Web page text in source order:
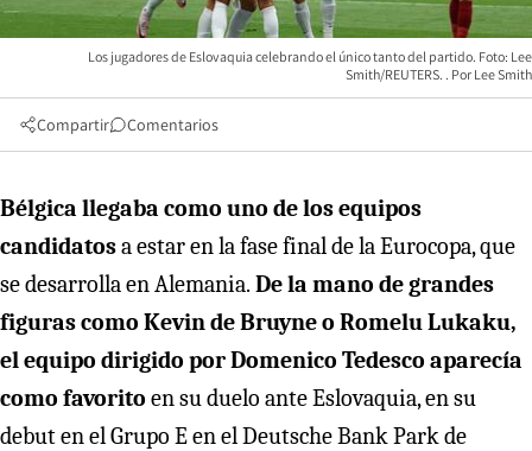
Los jugadores de Eslovaquia celebrando el único tanto del partido. Foto: Lee
Smith/REUTERS.
Lee Smith
Compartir Comentarios
Bélgica llegaba como uno de los equipos
candidatosa estar en la fase final de la Eurocopa, que
se desarrolla en Alemania. De la mano de grandes
figuras como Kevin de Bruyne o Romelu Lukaku,
el equipo dirigido por Domenico Tedesco aparecía
como favorito en su duelo ante Eslovaquia, en su
debut en el Grupo E en el Deutsche Bank Park de